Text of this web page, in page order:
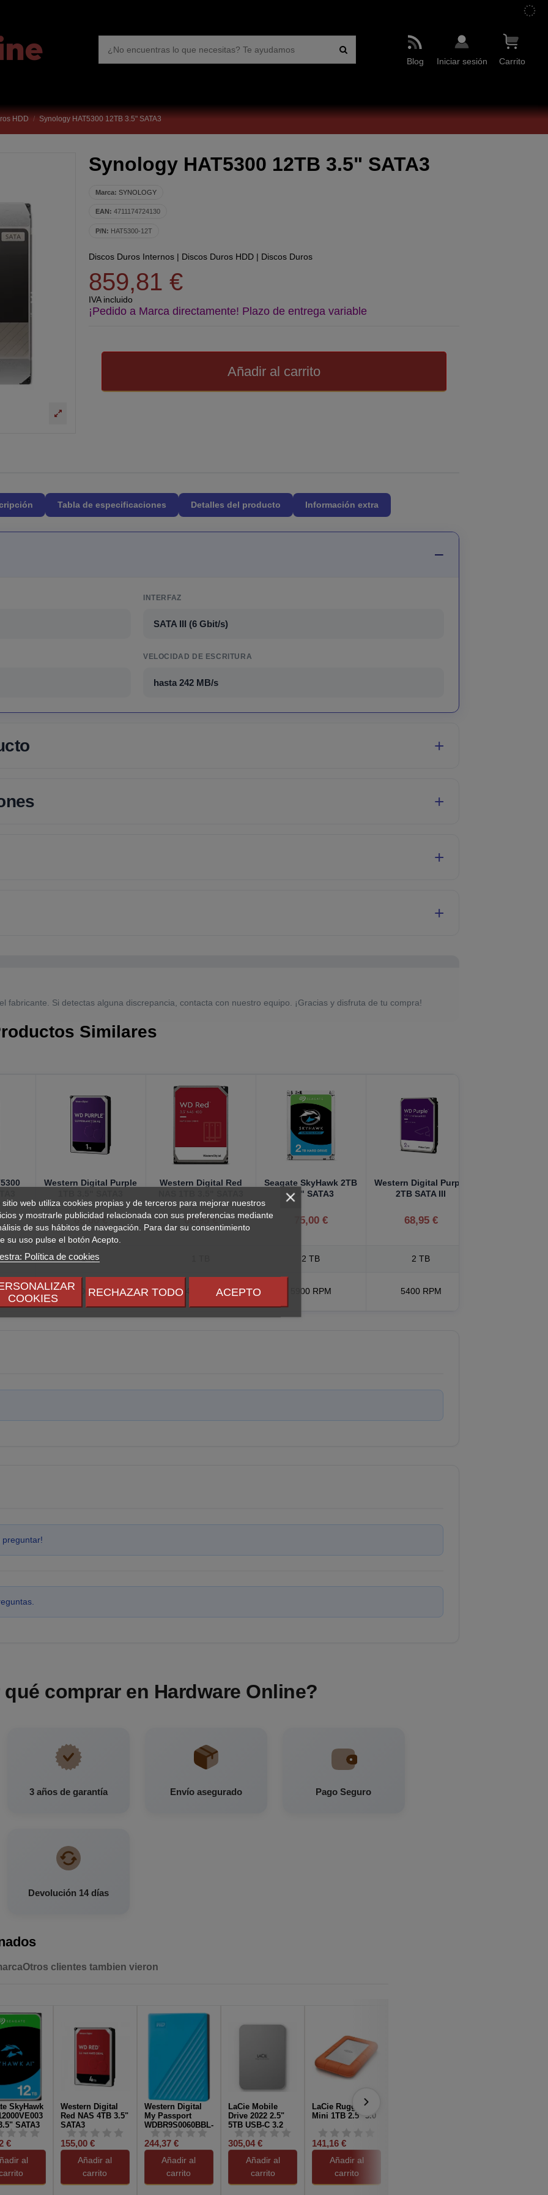
Blog Iniciar sesión Carrito
sitio web utiliza cookies propias y de terceros para mejorar nuestros
y mostrarle publicidad relacionada con sus preferencias mediante
de sus hábitos de navegación. Para dar su consentimiento
su uso pulse el botón Acepto.
Política de cookies
COOKIES
RECHAZAR TODO ACEPTO
HDD Synology HAT5300 12TB 3.5" SATA3
Synology HAT5300 12TB 3.5" SATA3
Marca: SYNOLOGY
EAN: 4711174724130
P/N: HAT5300-12T
Discos Duros Internos| Discos Duros HDD| Discos Duros
859,81 €
IVA incluido
¡Pedido a Marca directamente! Plazo de entrega variable
Añadir al carrito
Tabla de especificaciones Detalles del producto Información extra
INTERFAZ
SATA III (6 Gbit/s)
VELOCIDAD DE ESCRITURA
hasta 242 MB/s
fabricante. Si detectas alguna discrepancia, contacta con nuestro equipo. ¡Gracias y disfruta de tu compra!
Similares
Western Digital Purple
65,00 €
Western Digital Red
68,95 €
Seagate SkyHawk 2TB
3.5" SATA3
75,00 €
Western Digital Purple
2TB SATA III
68,95 €
1 TB 2 TB 2 TB
5400 RPM 5400 RPM 5900 RPM 5400 RPM
preguntar!
qué comprar en Hardware Online?
3 años de garantía Envío asegurado Pago Seguro
Devolución 14 días
Otros clientes tambien vieron
SkyHawk
SATA3
€
al
Western Digital
Red NAS 4TB 3.5"
SATA3
155,00 €
Añadir al
carrito
Western Digital
My Passport
WDBR9S0060BBL-
Externo 6TB 2.5"
Micro USB B...
244,37 €
Añadir al
carrito
LaCie Mobile
Drive 2022 2.5"
5TB USB-C 3.2
305,04 €
Añadir al
carrito
LaCie Rugged
Mini 1TB 2.5" 3.0
141,16 €
Añadir al
carrito